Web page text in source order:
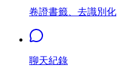
卷證書籤、去識別化
聊天紀錄